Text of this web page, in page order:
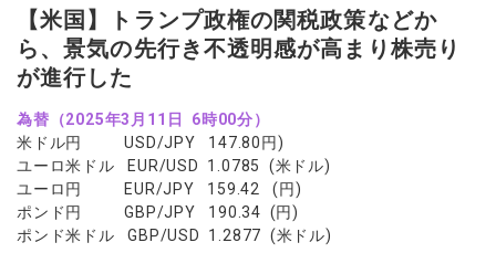
ライセンス
安全性
取引
取引商品
FX（通貨ペア）
現物株式
ETF
株式CFD
株価指数CFD
取引条件
スプレッド・手数料
ゼロカットとロスカット
スワップとロールオーバー
入出金方法
レバレッジ
NEW
口座
口座の種類
口座タイプ
法人のお客様
ゼロ口座
デモ口座
口座開設
口座開設フォーム
必要書類
開設方法
プラットフォーム
MT4
cTrader
ツール
MT4/MT5 ヒストリカルデータ
EA(エキスパートアドバイザー)
カスタムインジケーター
パートナー
パートナーシップ・プログラム
イントロデュース・パートナープログラム（IP）
ニュース
ニュースリリース
会社概要
【米国】トランプ政権の関税政策などか
ら、景気の先行き不透明感が高まり株売り
が進行した
為替（2025年3月11日 6時00分）
米ドル円 USD/JPY 147.80円)
ユーロ米ドル EUR/USD 1.0785 (米ドル)
ユーロ円 EUR/JPY 159.42 (円)
ポンド円 GBP/JPY 190.34 (円)
ポンド米ドル GBP/USD 1.2877 (米ドル)